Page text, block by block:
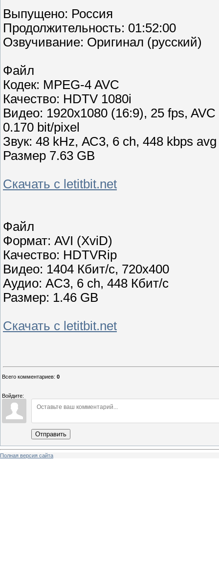
Выпущено: Россия
Продолжительность: 01:52:00
Озвучивание: Оригинал (русский)
Файл
Кодек: MPEG-4 AVC
Качество: HDTV 1080i
Видео: 1920х1080 (16:9), 25 fps,
0.170 bit/pixel
Звук: 48 kHz, АС3, 6 ch, 448 kbps avg
Размер 7.63 GB
Скачать с letitbit.net
Файл
Формат: AVI (XviD)
Качество: HDTVRip
Видео: 1404 Кбит/с, 720x400
Аудио: AC3, 6 ch, 448 Кбит/с
Размер: 1.46 GB
Скачать с letitbit.net
Всего комментариев: 0
Войдите:
Отправить
Полная версия сайта